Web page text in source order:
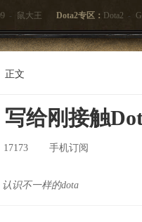
- 鼠大王 Dota2专区： Dota2 -
正文
给刚接触
17173 手机订阅
识不一样的dota